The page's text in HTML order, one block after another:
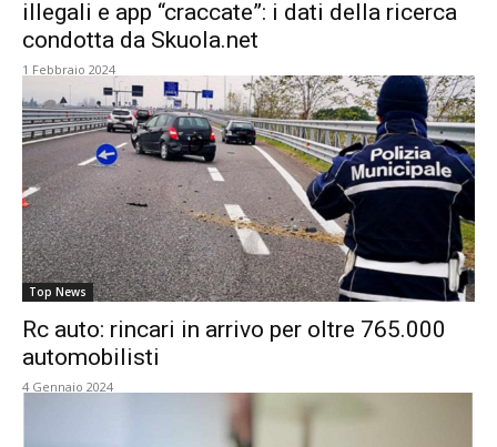
illegali e app “craccate”: i dati della ricerca
condotta da Skuola.net
1 Febbraio 2024
Top News
Rc auto: rincari in arrivo per oltre 765.000
automobilisti
4 Gennaio 2024